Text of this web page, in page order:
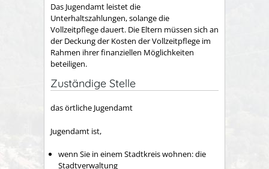
Das Jugendamt leistet die
Unterhaltszahlungen, solange die
Vollzeitpflege dauert. Die Eltern müssen sich an
der Deckung der Kosten der Vollzeitpflege im
Rahmen ihrer finanziellen Möglichkeiten
beteiligen.
Zuständige Stelle
das örtliche Jugendamt
Jugendamt ist,
wenn Sie in einem Stadtkreis wohnen: die
Stadtverwaltung